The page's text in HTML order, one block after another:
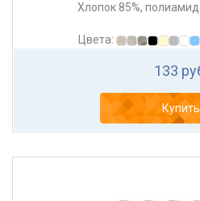
Хлопок 85%, полиамид
Цвета:
133
Купить